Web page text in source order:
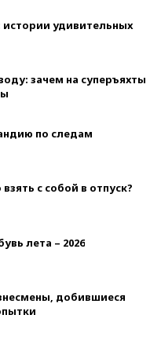
истории удивительных
зачем на суперъяхты
по следам
с собой в отпуск?
лета – 2026
добившиеся